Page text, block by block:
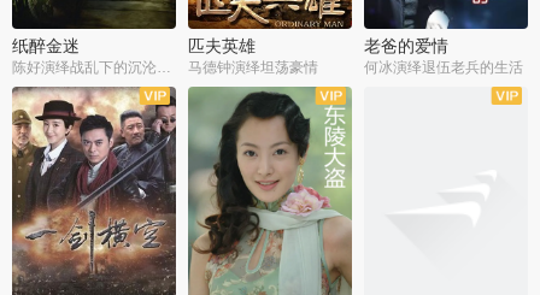
纸醉金迷 匹夫英雄
马德钟演绎坦荡豪情
老爸的爱情
何冰演绎退伍老兵的生活
全40集
全33集